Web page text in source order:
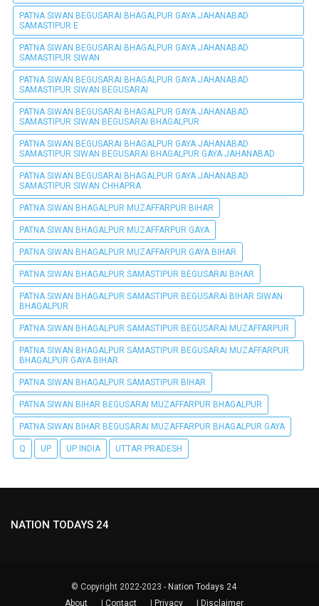
PATNA SIWAN BEGUSARAI BHAGALPUR GAYA JAHANABAD
SAMASTIPUR E
PATNA SIWAN BEGUSARAI BHAGALPUR GAYA JAHANABAD
SAMASTIPUR SIWAN
PATNA SIWAN BEGUSARAI BHAGALPUR GAYA JAHANABAD
SAMASTIPUR SIWAN BEGUSARAI
PATNA SIWAN BEGUSARAI BHAGALPUR GAYA JAHANABAD
SAMASTIPUR SIWAN BEGUSARAI BHAGALPUR
PATNA SIWAN BEGUSARAI BHAGALPUR GAYA JAHANABAD
SAMASTIPUR SIWAN BEGUSARAI BHAGALPUR GAYA JAHANABAD
PATNA SIWAN BEGUSARAI BHAGALPUR GAYA JAHANABAD
SAMASTIPUR SIWAN CHHAPRA
PATNA SIWAN BHAGALPUR MUZAFFARPUR BIHAR
PATNA SIWAN BHAGALPUR MUZAFFARPUR GAYA
PATNA SIWAN BHAGALPUR MUZAFFARPUR GAYA BIHAR
PATNA SIWAN BHAGALPUR SAMASTIPUR BEGUSARAI BIHAR
PATNA SIWAN BHAGALPUR SAMASTIPUR BEGUSARAI BIHAR SIWAN
BHAGALPUR
PATNA SIWAN BHAGALPUR SAMASTIPUR BEGUSARAI MUZAFFARPUR
PATNA SIWAN BHAGALPUR SAMASTIPUR BEGUSARAI MUZAFFARPUR
BHAGALPUR GAYA BIHAR
PATNA SIWAN BHAGALPUR SAMASTIPUR BIHAR
PATNA SIWAN BIHAR BEGUSARAI MUZAFFARPUR BHAGALPUR
PATNA SIWAN BIHAR BEGUSARAI MUZAFFARPUR BHAGALPUR GAYA
Q UP UP INDIA UTTAR PRADESH
NATION TODAYS 24
© Copyright 2022-2023 - Nation Todays 24
About
Contact Privacy Disclaimer